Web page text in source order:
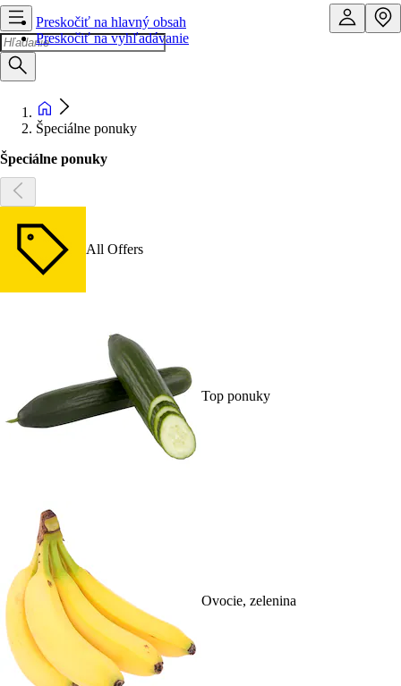
Preskočiť na hlavný obsah
Preskočiť na vyhľadávanie
Špeciálne ponuky
Špeciálne ponuky
All Offers
Top ponuky
Ovocie, zelenina